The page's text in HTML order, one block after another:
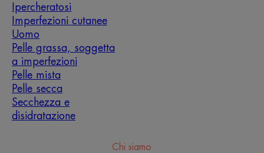
Ipercheratosi
Imperfezioni cutanee
Uomo
Pelle grassa, soggetta
a imperfezioni
Pelle mista
Pelle secca
Secchezza e
disidratazione
Chi siamo